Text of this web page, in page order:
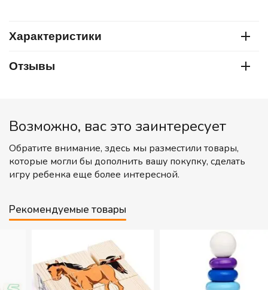
Характеристики
Отзывы
Возможно, вас это заинтересует
Обратите внимание, здесь мы разместили товары,
которые могли бы дополнить вашу покупку, сделать
игру ребенка еще более интересной.
Рекомендуемые товары